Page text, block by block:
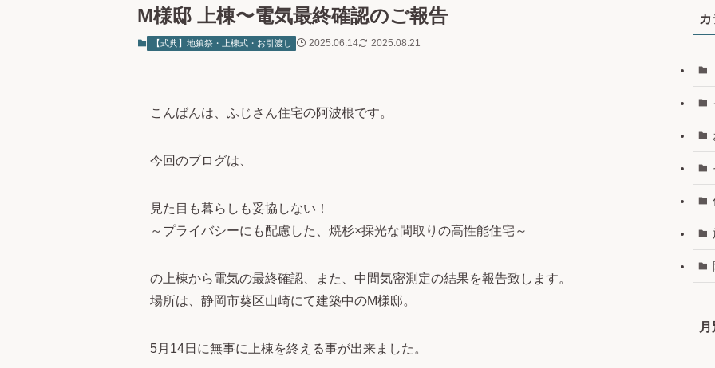
M様邸 上棟〜電気最終確認のご報告
【式典】地鎮祭・上棟式・お引渡し 2025.06.14 2025.08.21
こんばんは、ふじさん住宅の阿波根です。
今回のブログは、
見た目も暮らしも妥協しない！
～プライバシーにも配慮した、焼杉×採光な間取りの高性能住宅～
の上棟から電気の最終確認、また、中間気密測定の結果を報告致します。
場所は、静岡市葵区山崎にて建築中のM様邸。
5月14日に無事に上棟を終える事が出来ました。
月